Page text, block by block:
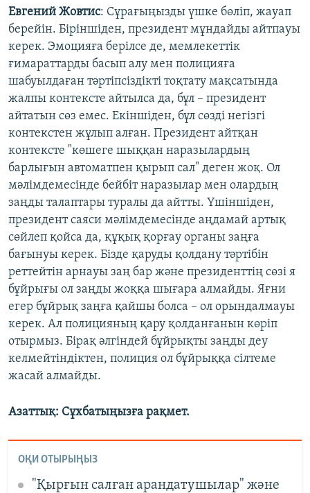
Евгений Жовтис: Сұрағыңызды үшке бөліп, жауап
берейін. Біріншіден, президент мұндайды айтпауы
керек. Эмоцияға берілсе де, мемлекеттік
ғимараттарды басып алу мен полицияға
шабуылдаған тәртіпсіздікті тоқтату мақсатында
жалпы контексте айтылса да, бұл – президент
айтатын сөз емес. Екіншіден, бұл сөзді негізгі
контекстен жұлып алған. Президент айтқан
контексте "көшеге шыққан наразылардың
барлығын автоматпен қырып сал" деген жоқ. Ол
мәлімдемесінде бейбіт наразылар мен олардың
заңды талаптары туралы да айтты. Үшіншіден,
президент саяси мәлімдемесінде аңдамай артық
сөйлеп қойса да, құқық қорғау органы заңға
бағынуы керек. Бізде қаруды қолдану тәртібін
реттейтін арнауы заң бар және президенттің сөзі я
бұйрығы ол заңды жоққа шығара алмайды. Яғни
егер бұйрық заңға қайшы болса – ол орындалмауы
керек. Ал полицияның қару қолданғанын көріп
отырмыз. Бірақ әлгіндей бұйрықты заңды деу
келмейтіндіктен, полиция ол бұйрыққа сілтеме
жасай алмайды.
Азаттық: Сұхбатыңызға рақмет.
ОҚИ ОТЫРЫҢЫЗ
"Қырғын салған арандатушылар" және